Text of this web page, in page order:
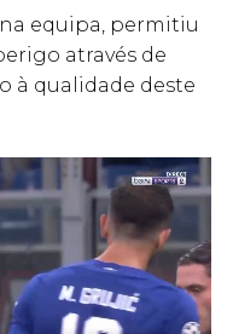
equipa, permitiu
através de
à qualidade deste